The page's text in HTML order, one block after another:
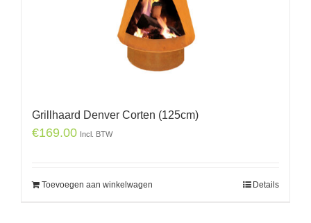
Grillhaard Denver Corten (125cm)
€169.00 Incl. BTW
Toevoegen aan winkelwagen Details